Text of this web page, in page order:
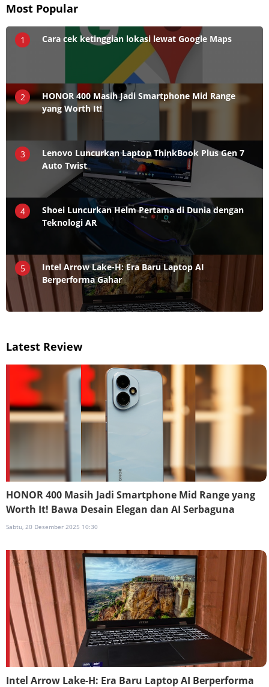
Most Popular
1 Cara cek ketinggian lokasi lewat Google Maps
2
HONOR 400 Masih Jadi Smartphone Mid Range
yang Worth It!
3
Lenovo Luncurkan Laptop ThinkBook Plus Gen 7
Auto Twist
4
Shoei Luncurkan Helm Pertama di Dunia dengan
Teknologi AR
5
Intel Arrow Lake-H: Era Baru Laptop AI
Berperforma Gahar
Latest Review
HONOR 400 Masih Jadi Smartphone Mid Range yang
Worth It! Bawa Desain Elegan dan AI Serbaguna
Sabtu, 20 Desember 2025 10:30
Intel Arrow Lake-H: Era Baru Laptop AI Berperforma